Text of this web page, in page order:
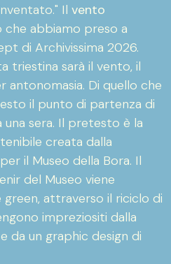
Il vento
che abbiamo preso a
di Archivissima 2026.
triestina sarà il vento, il
antonomasia. Di quello che
il punto di partenza di
sera. Il pretesto è la
creata dalla
il Museo della Bora. Il
del Museo viene
attraverso il riciclo di
impreziositi dalla
da un graphic design di